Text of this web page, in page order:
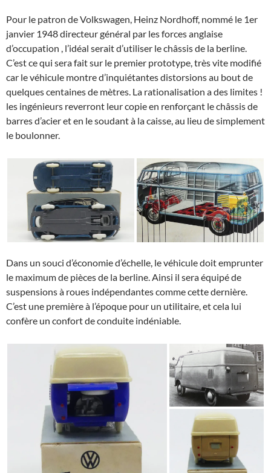
Pour le patron de Volkswagen, Heinz Nordhoff, nommé le 1er
janvier 1948 directeur général par les forces anglaise
d’occupation , l’idéal serait d’utiliser le châssis de la berline.
C’est ce qui sera fait sur le premier prototype, très vite modifié
car le véhicule montre d’inquiétantes distorsions au bout de
quelques centaines de mètres. La rationalisation a des limites !
les ingénieurs reverront leur copie en renforçant le châssis de
barres d’acier et en le soudant à la caisse, au lieu de simplement
le boulonner.
Dans un souci d’économie d’échelle, le véhicule doit emprunter
le maximum de pièces de la berline. Ainsi il sera équipé de
suspensions à roues indépendantes comme cette dernière.
C’est une première à l’époque pour un utilitaire, et cela lui
confère un confort de conduite indéniable.